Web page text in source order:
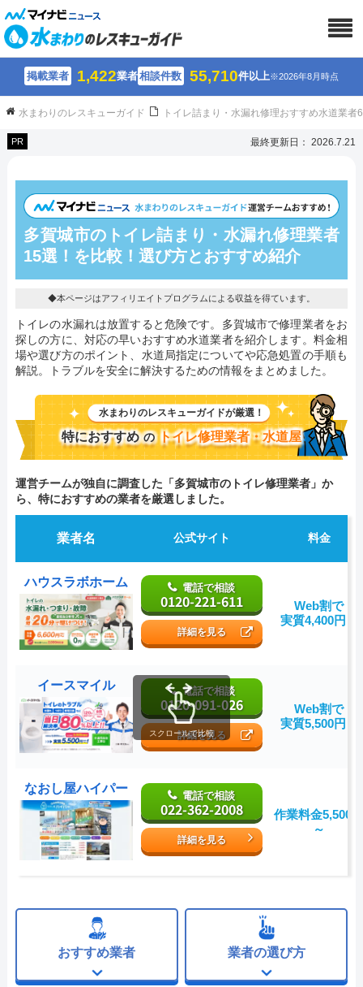
掲載業者 1,422業者相談件数 55,710件以上※2026年8月時点
水まわりのレスキューガイド トイレ詰まり・水漏れ修理おすすめ水道業
PR 最終更新日： 2026.7.21
多賀城市のトイレ詰まり・水漏れ修理業者
15選！を比較！選び方とおすすめ紹介
◆本ページはアフィリエイトプログラムによる収益を得ています。
トイレの水漏れは放置すると危険です。多賀城市で修理業者をお
探しの方に、対応の早いおすすめ水道業者を紹介します。料金相
場や選び方のポイント、水道局指定についてや応急処置の手順も
解説。トラブルを安全に解決するための情報をまとめました。
水まわりのレスキューガイドが厳選！
特におすすめ の トイレ修理業者・水道屋
運営チームが独自に調査した「多賀城市のトイレ修理業者」か
ら、特におすすめの業者を厳選しました。
業者名 公式サイト 料金
ハウスラボホーム 電話で相談
0120-221-611
詳細を見る
Web割で
実質4,400円～
イースマイル 電話で相談
0120-091-026
詳細を見る
Web割で
実質5,500円～
なおし屋ハイパー
電話で相談
022-362-2008
詳細を見る
作業料金5,500
～
スクロールで比較
おすすめ業者 業者の選び方